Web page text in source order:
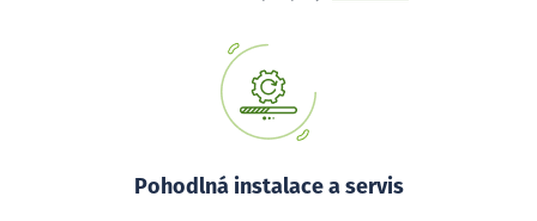
Pohodlná instalace a servis